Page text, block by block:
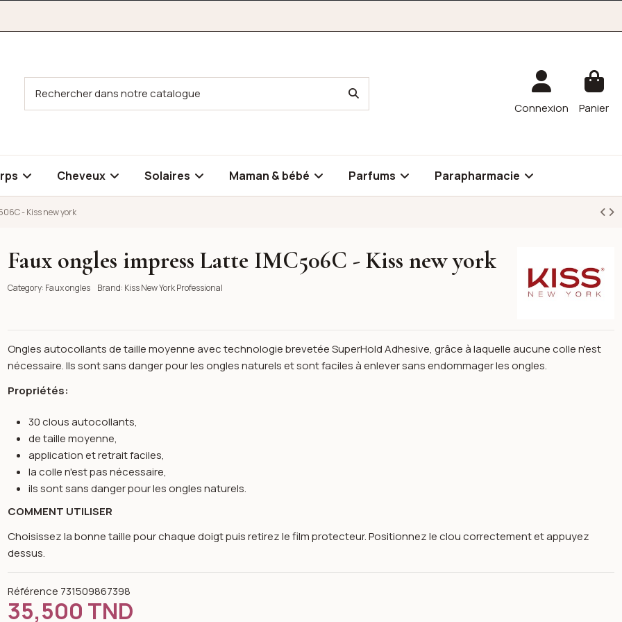
Connexion Panier
Cheveux Solaires Maman & bébé Parfums Parapharmacie
- Kiss new york
- Kiss new york
image gallery for Faux ongles impress Latte IMC506C - Kiss new york
- Kiss new york
- Kiss new york
- Kiss new york
Faux ongles impress Latte IMC506C - Kiss new york
Category: Faux ongles Brand: Kiss New York Professional
Ongles autocollants de taille moyenne avec technologie brevetée SuperHold Adhesive, grâce à laquelle aucune colle n'est
nécessaire. Ils sont sans danger pour les ongles naturels et sont faciles à enlever sans endommager les ongles.
Propriétés:
30 clous autocollants,
de taille moyenne,
application et retrait faciles,
la colle n'est pas nécessaire,
ils sont sans danger pour les ongles naturels.
COMMENT UTILISER
Choisissez la bonne taille pour chaque doigt puis retirez le film protecteur. Positionnez le clou correctement et appuyez
dessus.
Référence 731509867398
35,500 TND